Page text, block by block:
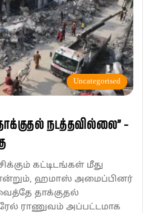
Uncategorised
நடத்தவில்லை” –
கட்டிடங்கள் மீது
ஹமாஸ் அமைப்பினர்
தாக்குதல்
ராணுவம் அப்பட்டமாக